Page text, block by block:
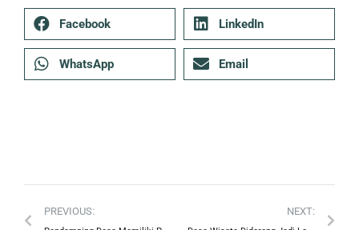
Facebook LinkedIn
WhatsApp Email
PREVIOUS: NEXT: